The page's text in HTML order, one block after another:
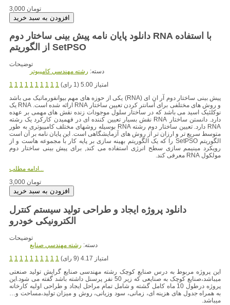
3,000 تومان
دانلود پایان نامه پیش بینی ساختار دوم RNA با استفاده
از الگوریتم SetPSO
توضیحات
دسته: رشته مهندسي کامپيوتر
1 1 1 1 1 1 1 1 1 1
امتیاز 5.00 (1 رای)
پیش بینی ساختار دوم آر ان ای (RNA) یکی از حوزه های مهم بیوانفورماتیک می باشد
و روش های مختلفی برای آسانتر کردن تعیین ساختار RNA ارائه شده است. RNA یک
نوکلئیک اسید می باشد که در ساختار سلول موجودات زنده نقش های مهمی بر عهده
دارد. دانستن ساختار RNA نقش بسیار تعیین کننده ای در فهمیدن کارکرد یک رشته
RNA دارد. تعیین ساختار دوم رشته RNA بوسیله روشهای مختلف کامپیوتری به طور
متوسط سریع تر و ارزان تر از روش های آزمایشگاهی است. این پایان نامه بر آن است
الگوریتم SetPSO را که یک الگوریتم بهینه سازی بر پایه کار با مجموعه هاست و از
رویکرد مینیمم سازی سطح انرژی استفاده می کند, برای پیش بینی ساختار دوم
مولکول RNA معرفی کند.
ادامه مطلب...
3,000 تومان
دانلود پروژه ایجاد و طراحی تولید سیستم کنترل
توضیحات
دسته: رشته مهندسي صنايع
1 1 1 1 1 1 1 1 1 1
امتیاز 4.17 (9 رای)
این پروژه مربوط به درس صنایع کوچک رشته مهندسی صنایع گرایش تولید صنعتی
میباشد،صنایع کوچک به صنایعی که زیر 50 نفر پرسنل داشته باشد گفته می شود.این
پروژه درطول 10 ماه کامل گشته و شامل تمام مراحل ایجاد و طراحی اولیه کارخانه
به همراه جدول های هزینه ای، زمانی، سود وزیانی، روش و میزان تولید،مساحت و…
میباشد.